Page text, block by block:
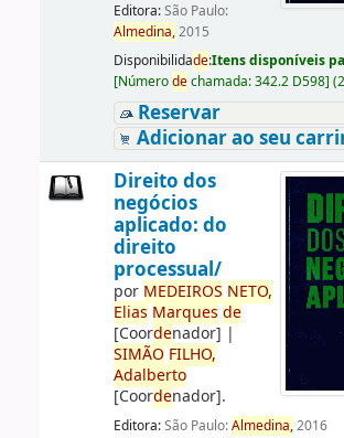
Editora:São Paulo:
Almedina,2015
Disponibilidade:Itens disponíveis
[Númerodechamada:342.2 D598]
Reservar
Adicionar ao seu
Direito dos
negócios
aplicado: do
direito
processual/
por MEDEIROS NETO,
Elias Marques de
[Coordenador] |
SIMÃO FILHO,
Adalberto
[Coordenador].
Editora:São Paulo:Almedina,2016